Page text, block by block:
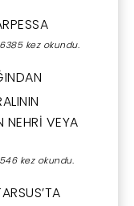
kez okundu.
NEHRİ VEYA
kez okundu.